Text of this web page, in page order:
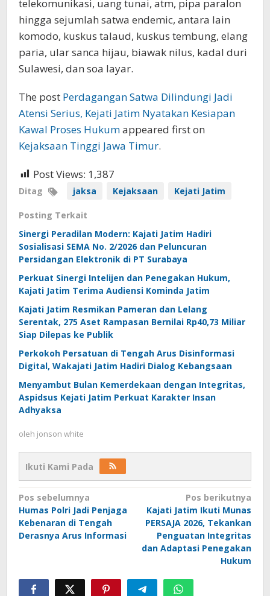
telekomunikasi, uang tunai, atm, pipa paralon
hingga sejumlah satwa endemic, antara lain
komodo, kuskus talaud, kuskus tembung, elang
paria, ular sanca hijau, biawak nilus, kadal duri
Sulawesi, dan soa layar.
The post Perdagangan Satwa Dilindungi Jadi
Atensi Serius, Kejati Jatim Nyatakan Kesiapan
Kawal Proses Hukumappeared first on
Kejaksaan Tinggi Jawa Timur.
Post Views: 1,387
Ditag jaksa Kejaksaan Kejati Jatim
Posting Terkait
Sinergi Peradilan Modern: Kajati Jatim Hadiri
Sosialisasi SEMA No. 2/2026 dan Peluncuran
Persidangan Elektronik di PT Surabaya
Perkuat Sinergi Intelijen dan Penegakan Hukum,
Kajati Jatim Terima Audiensi Kominda Jatim
Kajati Jatim Resmikan Pameran dan Lelang
Serentak, 275 Aset Rampasan Bernilai Rp40,73 Miliar
Siap Dilepas ke Publik
Perkokoh Persatuan di Tengah Arus Disinformasi
Digital, Wakajati Jatim Hadiri Dialog Kebangsaan
Menyambut Bulan Kemerdekaan dengan Integritas,
Aspidsus Kejati Jatim Perkuat Karakter Insan
Adhyaksa
oleh jonson white
Ikuti Kami Pada
Navigasi
pos
Pos sebelumnya
Humas Polri Jadi Penjaga
Kebenaran di Tengah
Derasnya Arus Informasi
Pos berikutnya
Kajati Jatim Ikuti Munas
PERSAJA 2026, Tekankan
Penguatan Integritas
dan Adaptasi Penegakan
Hukum